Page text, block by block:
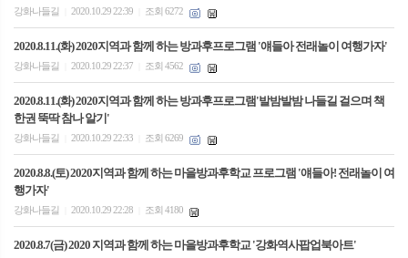
강화나들길 2020.10.29 22:39 조회 6272
2020.8.11.(화) 2020지역과 함께 하는 방과후프로그램 '얘들아 전래놀이 여행가자'
강화나들길 2020.10.29 22:37 조회 4562
2020.8.11.(화) 2020지역과 함께 하는 방과후프로그램'발밤발밤 나들길 걸으며 책
한권 뚝딱 참나 알기'
강화나들길 2020.10.29 22:33 조회 6269
2020.8.8.(토) 2020지역과 함께 하는 마을방과후학교 프로그램 '얘들아! 전래놀이 여
행가자'
강화나들길 2020.10.29 22:28 조회 4180
2020.8.7(금) 2020 지역과 함께 하는 마을방과후학교 '강화역사팝업북아트'